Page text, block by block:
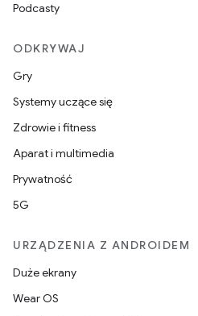
Podcasty
ODKRYWAJ
Gry
Systemy uczące się
Zdrowie i fitness
Aparat i multimedia
Prywatność
5G
URZĄDZENIA Z ANDROIDEM
Duże ekrany
Wear OS